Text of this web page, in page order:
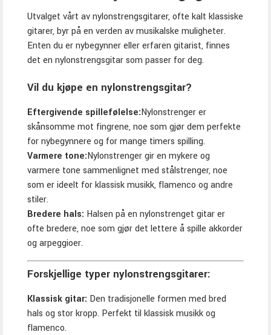
Utvalget vårt av nylonstrengsgitarer, ofte kalt klassiske
gitarer, byr på en verden av musikalske muligheter.
Enten du er nybegynner eller erfaren gitarist, finnes
det en nylonstrengsgitar som passer for deg.
Vil du kjøpe en nylonstrengsgitar?
Eftergivende spillefølelse:Nylonstrenger er
skånsomme mot fingrene, noe som gjør dem perfekte
for nybegynnere og for mange timers spilling.
Varmere tone:Nylonstrenger gir en mykere og
varmere tone sammenlignet med stålstrenger, noe
som er ideelt for klassisk musikk, flamenco og andre
stiler.
Bredere hals: Halsen på en nylonstrenget gitar er
ofte bredere, noe som gjør det lettere å spille akkorder
og arpeggioer.
Forskjellige typer nylonstrengsgitarer:
Klassisk gitar: Den tradisjonelle formen med bred
hals og stor kropp. Perfekt til klassisk musikk og
flamenco.